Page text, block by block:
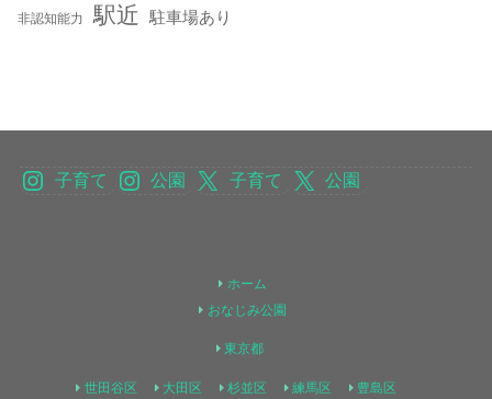
非認知能力 駅近 駐車場あり
子育て 公園 子育て 公園
ホーム
おなじみ公園
東京都
世田谷区 大田区 杉並区 練馬区 豊島区